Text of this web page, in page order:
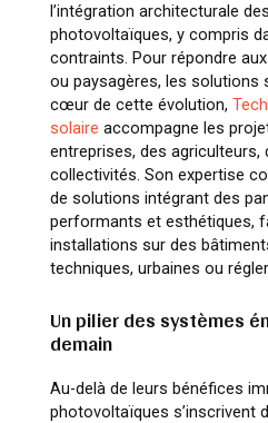
l’intégration architecturale
photovoltaïques, y compris
contraints. Pour répondre
ou paysagères, les solutions
cœur de cette évolution,
solaire accompagne les
entreprises, des agriculteurs,
collectivités. Son expertise
de solutions intégrant des
performants et esthétiques,
installations sur des
techniques, urbaines ou
Un pilier des systèmes
demain
Au-delà de leurs bénéfices
photovoltaïques s’inscrivent